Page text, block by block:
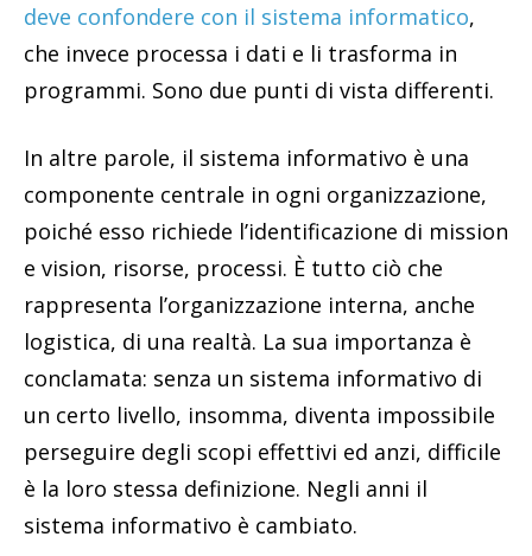
deve confondere con il sistema informatico,
che invece processa i dati e li trasforma in
programmi. Sono due punti di vista differenti.
In altre parole, il sistema informativo è una
componente centrale in ogni organizzazione,
poiché esso richiede l’identificazione di mission
e vision, risorse, processi. È tutto ciò che
rappresenta l’organizzazione interna, anche
logistica, di una realtà. La sua importanza è
conclamata: senza un sistema informativo di
un certo livello, insomma, diventa impossibile
perseguire degli scopi effettivi ed anzi, difficile
è la loro stessa definizione. Negli anni il
sistema informativo è cambiato.